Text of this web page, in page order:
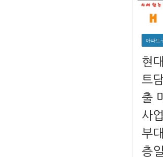
아파트
현
트
출
사
부
층